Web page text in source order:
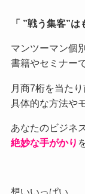
「 ”戦う集客”は
マンツーマン個
書籍やセミナー
月商7桁を当た
具体的な方法や
あなたのビジネ
絶妙な手がかり
想いいっぱい、